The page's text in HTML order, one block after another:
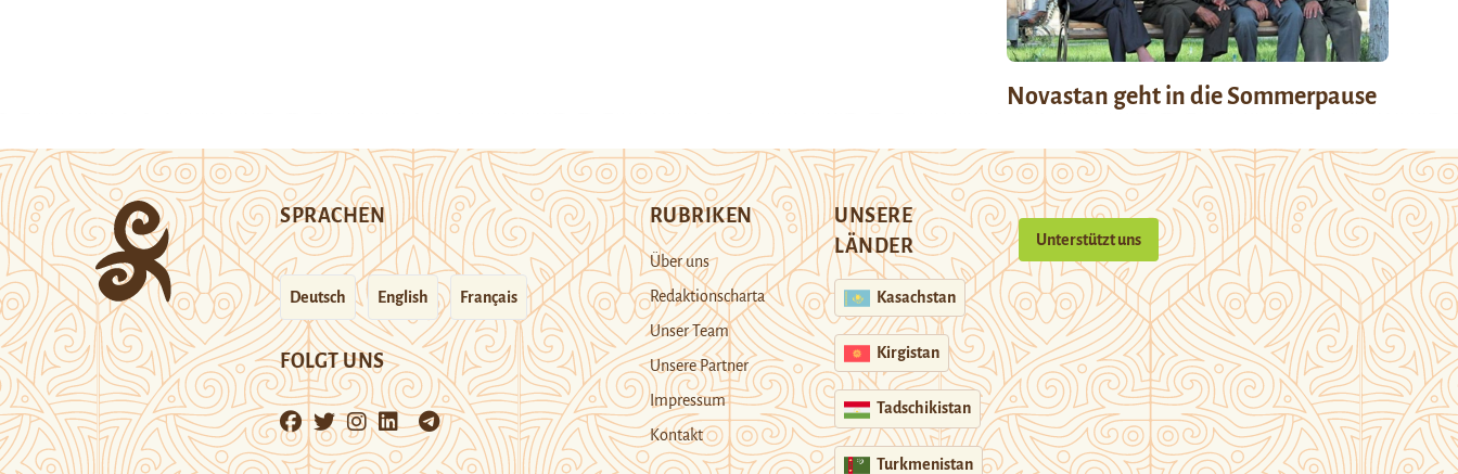
Novastan geht in die Sommerpause
SPRACHEN
Deutsch English Français
FOLGT UNS
RUBRIKEN
Über uns
Redaktionscharta
Unser Team
Unsere Partner
Impressum
Kontakt
UNSERE
LÄNDER
Kasachstan
Kirgistan
Tadschikistan
Turkmenistan
Unterstützt uns